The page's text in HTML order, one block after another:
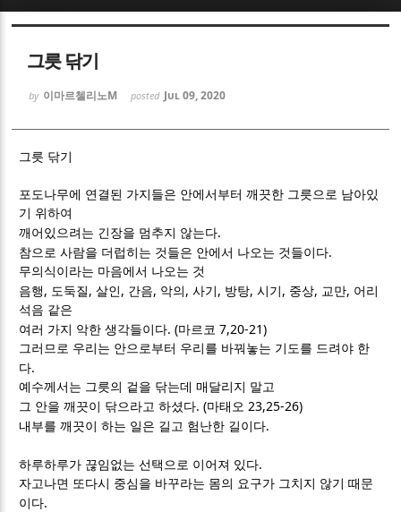
그릇 닦기
by 이마르첼리노M posted Jul 09, 2020
그릇 닦기
포도나무에 연결된 가지들은 안에서부터 깨끗한 그릇으로 남아있
기 위하여
깨어있으려는 긴장을 멈추지 않는다.
참으로 사람을 더럽히는 것들은 안에서 나오는 것들이다.
무의식이라는 마음에서 나오는 것
음행 , 도둑질 ,살인 , 간음, 악의 ,사기 , 방탕,시기 , 중상, 교만, 어리
석음 같은
여러 가지 악한 생각들이다. (마르코7,20-21)
그러므로 우리는 안으로부터 우리를 바꿔놓는 기도를 드려야 한
다.
예수께서는 그릇의 겉을 닦는데 매달리지 말고
그 안을 깨끗이 닦으라고 하셨다. (마태오 23,25-26)
내부를 깨끗이 하는 일은 길고 험난한 길이다.
하루하루가 끊임없는 선택으로 이어져 있다.
자고나면 또다시 중심을 바꾸라는 몸의 요구가 그치지 않기 때문
이다.
Sketchbook5, 스케치북5
Sketchbook5, 스케치북5
Sketchbook5, 스케치북5
Sketchbook5, 스케치북5